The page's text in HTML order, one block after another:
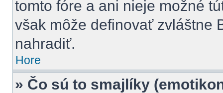
tomto fóre a ani nieje možné
však môže definovať zvláštne
nahradiť.
Hore
» Čo sú to smajlíky